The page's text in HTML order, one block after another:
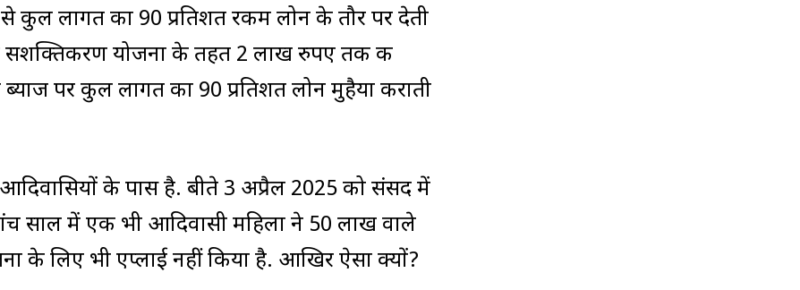
कुल लागत का 90 प्रतिशत रकम लोन के तौर पर देती
सशक्तिकरण योजना के तहत 2 लाख रुपए तक की
पर कुल लागत का 90 प्रतिशत लोन मुहैया कराती
के पास है. बीते 3 अप्रैल 2025 को संसद में
साल में एक भी आदिवासी महिला ने 50 लाख वाले
के लिए भी एप्लाई नहीं किया है. आखिर ऐसा क्यों?